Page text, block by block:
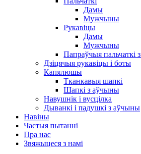
Дамы
Мужчыны
Рукавіцы
Дамы
Мужчыны
Папраўчыя пальчаткі
Дзіцячыя рукавіцы і боты
Капялюшы
Тканкавыя шапкі
Шапкі з аўчыны
Навушнік і вусцілка
Дыванкі і падушкі з аўчыны
Навіны
Частыя пытанні
Пра нас
Звяжыцеся з намі